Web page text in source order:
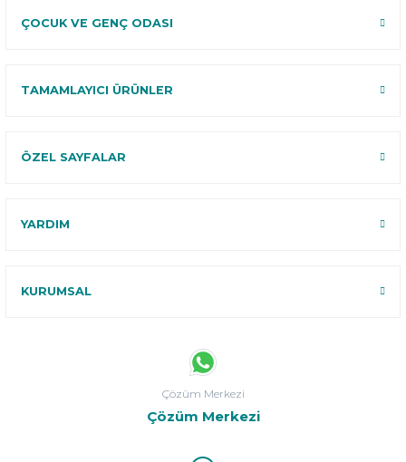
ÇOCUK VE GENÇ ODASI
TAMAMLAYICI ÜRÜNLER
ÖZEL SAYFALAR
YARDIM
KURUMSAL
Çözüm Merkezi
Çözüm Merkezi